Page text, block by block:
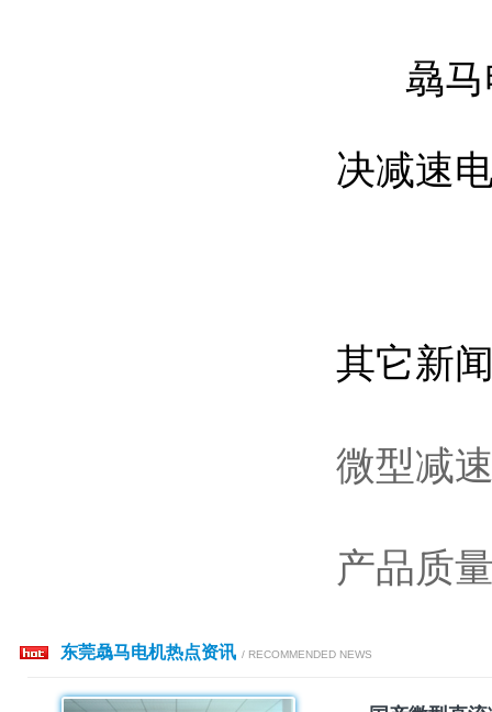
骉马
决减速
其它新
微型减
产品质
东莞骉马电机热点资讯 / RECOMMENDED NEWS